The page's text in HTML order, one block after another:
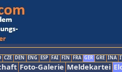
CZE DEN ENG ESP FAI FIN FRA GER GRE INA
Foto-Galerie Meldekartei